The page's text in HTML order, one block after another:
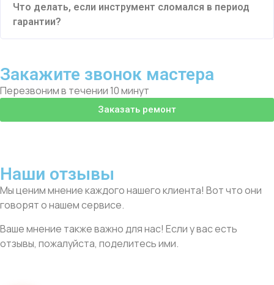
Что делать, если инструмент сломался в период
гарантии?
Закажите звонок мастера
Перезвоним в течении 10 минут
Заказать ремонт
Наши отзывы
Мы ценим мнение каждого нашего клиента! Вот что они
говорят о нашем сервисе.
Ваше мнение также важно для нас! Если у вас есть
отзывы, пожалуйста, поделитесь ими.